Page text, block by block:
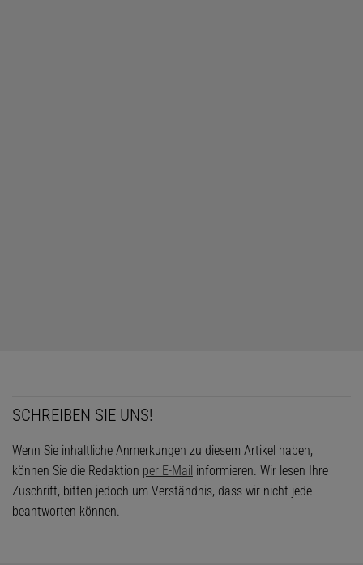
SCHREIBEN SIE UNS!
Wenn Sie inhaltliche Anmerkungen zu diesem Artikel haben,
können Sie die Redaktion per E-Mail informieren. Wir lesen Ihre
Zuschrift, bitten jedoch um Verständnis, dass wir nicht jede
beantworten können.